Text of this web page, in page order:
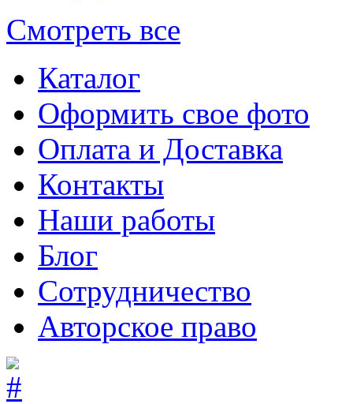
Смотреть все
Каталог
Оформить свое фото
Оплата и Доставка
Контакты
Наши работы
Блог
Сотрудничество
Авторское право